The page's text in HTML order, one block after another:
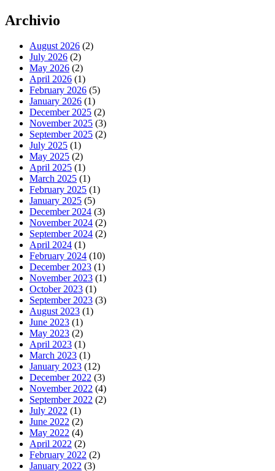
Archivio
August 2026 (2)
July 2026 (2)
May 2026 (2)
April 2026 (1)
February 2026 (5)
January 2026 (1)
December 2025 (2)
November 2025 (3)
September 2025 (2)
July 2025 (1)
May 2025 (2)
April 2025 (1)
March 2025 (1)
February 2025 (1)
January 2025 (5)
December 2024 (3)
November 2024 (2)
September 2024 (2)
April 2024 (1)
February 2024 (10)
December 2023 (1)
November 2023 (1)
October 2023 (1)
September 2023 (3)
August 2023 (1)
June 2023 (1)
May 2023 (2)
April 2023 (1)
March 2023 (1)
January 2023 (12)
December 2022 (3)
November 2022 (4)
September 2022 (2)
July 2022 (1)
June 2022 (2)
May 2022 (4)
April 2022 (2)
February 2022 (2)
January 2022 (3)